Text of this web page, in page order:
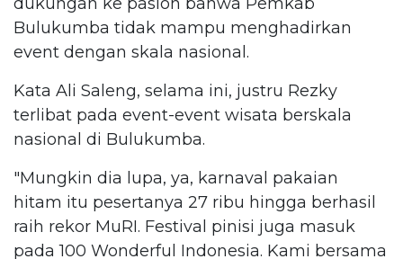
Bulukumba tidak mampu menghadirkan
event dengan skala nasional.
Kata Ali Saleng, selama ini, justru Rezky
terlibat pada event-event wisata berskala
nasional di Bulukumba.
"Mungkin dia lupa, ya, karnaval pakaian
hitam itu pesertanya 27 ribu hingga berhasil
raih rekor MuRI. Festival pinisi juga masuk
pada 100 Wonderful Indonesia. Kami bersama